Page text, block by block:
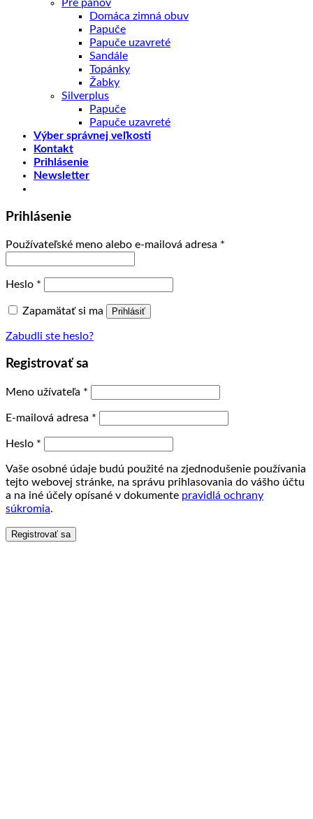
Pre pánov
Domáca zimná obuv
Papuče
Papuče uzavreté
Sandále
Topánky
Žabky
Silverplus
Papuče
Papuče uzavreté
Výber správnej veľkosti
Kontakt
Prihlásenie
Newsletter
Prihlásenie
Používateľské meno alebo e-mailová adresa *
Heslo *
Zapamätať si ma Prihlásiť
Zabudli ste heslo?
Registrovať sa
Meno užívateľa *
E-mailová adresa *
Heslo *
Vaše osobné údaje budú použité na zjednodušenie používania
tejto webovej stránke, na správu prihlasovania do vášho účtu
a na iné účely opísané v dokumente pravidlá ochrany
súkromia.
Registrovať sa